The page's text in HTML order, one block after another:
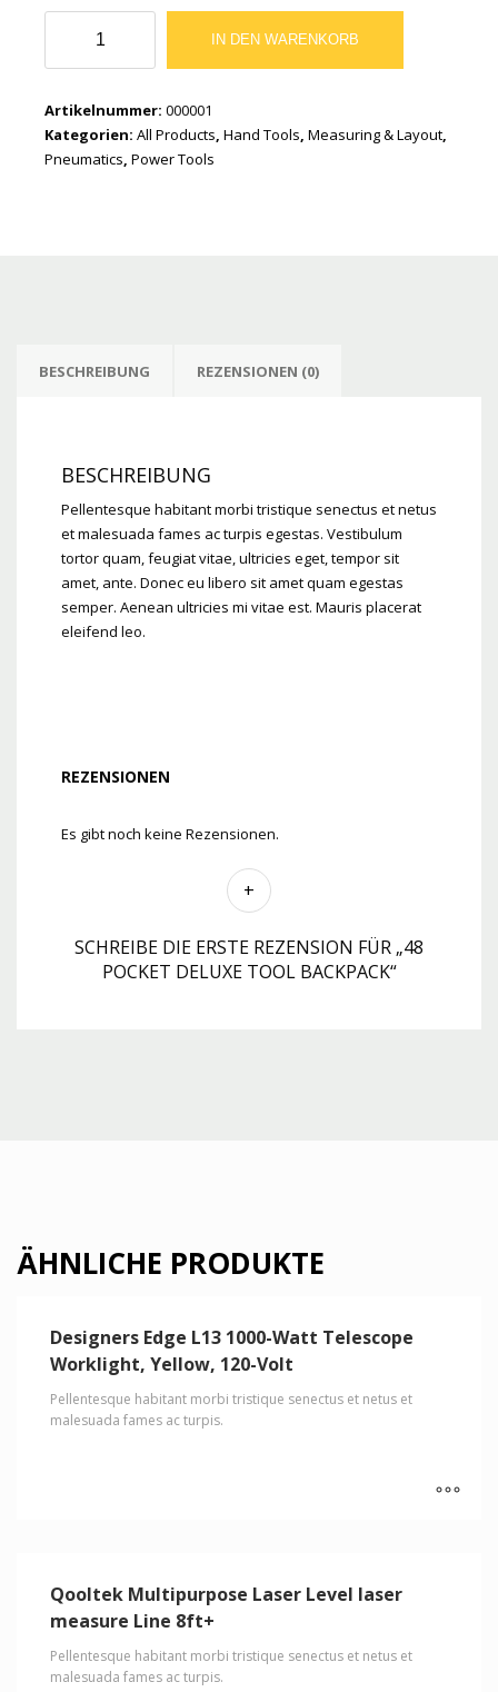
Deluxe
Backpack
Menge
IN DEN WARENKORB
Artikelnummer: 000001
Kategorien: All Products, Hand Tools, Measuring & Layout,
Pneumatics, Power Tools
BESCHREIBUNG REZENSIONEN (0)
BESCHREIBUNG
Pellentesque habitant morbi tristique senectus et netus
et malesuada fames ac turpis egestas. Vestibulum
tortor quam, feugiat vitae, ultricies eget, tempor sit
amet, ante. Donec eu libero sit amet quam egestas
semper. Aenean ultricies mi vitae est. Mauris placerat
eleifend leo.
REZENSIONEN
Es gibt noch keine Rezensionen.
SCHREIBE DIE ERSTE REZENSION FÜR „48
POCKET DELUXE TOOL BACKPACK“
ÄHNLICHE PRODUKTE
Designers Edge L13 1000-Watt Telescope
Worklight, Yellow, 120-Volt
Pellentesque habitant morbi tristique senectus et netus et
malesuada fames ac turpis.
mehrere
Varianten
Qooltek Multipurpose Laser Level laser
measure Line 8ft+
Pellentesque habitant morbi tristique senectus et netus et
malesuada fames ac turpis.